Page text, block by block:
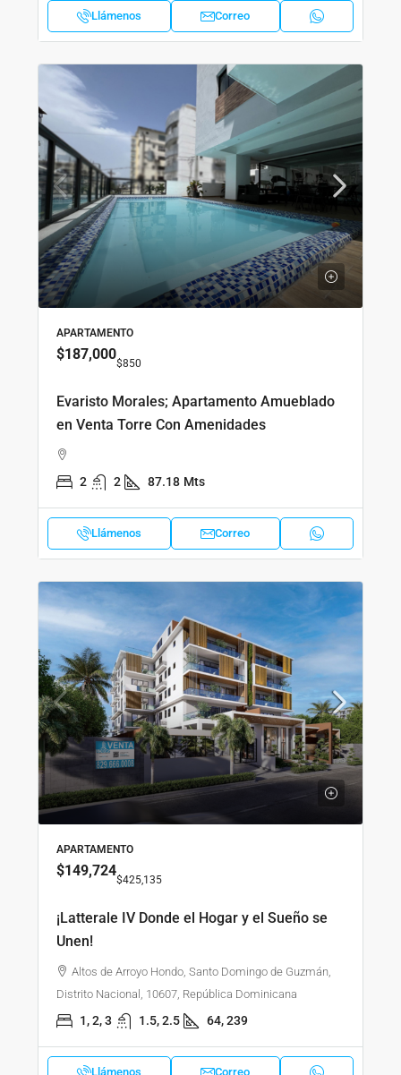
Llámenos Correo
APARTAMENTO
$187,000
$850
Evaristo Morales; Apartamento Amueblado
en Venta Torre Con Amenidades
2 2 87.18 Mts
Llámenos Correo
APARTAMENTO
$149,724
$425,135
¡Latterale IV Donde el Hogar y el Sueño se
Unen!
Altos de Arroyo Hondo, Santo Domingo de Guzmán,
Distrito Nacional, 10607, República Dominicana
1, 2, 3 1.5, 2.5 64, 239
Llámenos Correo